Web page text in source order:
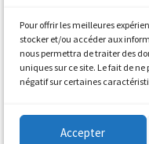
Pour offrir les meilleures
stocker et/ou accéder aux
nous permettra de traiter des
uniques sur ce site. Le fait de
négatif sur certaines
Accepter